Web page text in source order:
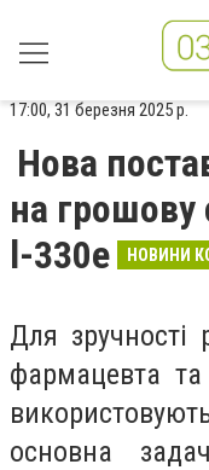
17:00, 31 березня 2025 р.
Нова
на грошову
l-330e
НОВИНИ
Для зручності
фармацевта та
основна